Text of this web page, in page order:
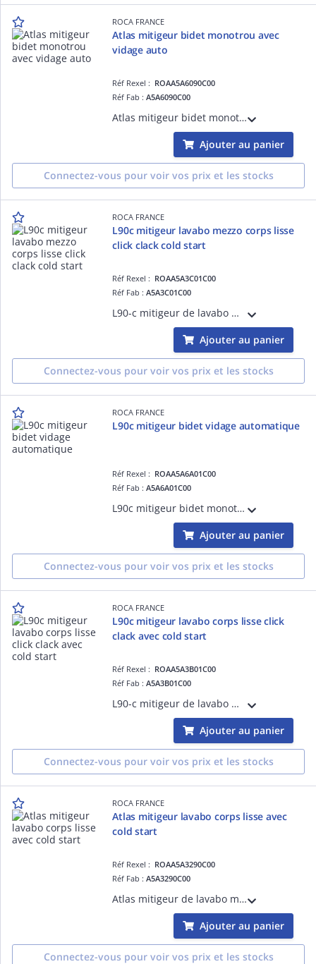
ROCA FRANCE
Atlas mitigeur bidet monotrou avec
vidage auto
Réf Rexel : ROAA5A6090C00
Réf Fab :A5A6090C00
Atlas mitigeur bidet monotrou avec vidage automatique
Ajouter au panier
Connectez-vous pour voir vos prix et les stocks
ROCA FRANCE
L90c mitigeur lavabo mezzo corps lisse
click clack cold start
Réf Rexel : ROAA5A3C01C00
Réf Fab :A5A3C01C00
L90-c mitigeur de lavabo monotrou mezzo sans tirette avec vidage clic-clac, ouverture sur l'eau froide
Ajouter au panier
Connectez-vous pour voir vos prix et les stocks
ROCA FRANCE
L90c mitigeur bidet vidage automatique
Réf Rexel : ROAA5A6A01C00
Réf Fab :A5A6A01C00
L90c mitigeur bidet monotrou à jet mobile avec vidage automatique, ouverture sur l'eau froide
Ajouter au panier
Connectez-vous pour voir vos prix et les stocks
ROCA FRANCE
L90c mitigeur lavabo corps lisse click
clack avec cold start
Réf Rexel : ROAA5A3B01C00
Réf Fab :A5A3B01C00
L90-c mitigeur de lavabo monotrou sans tirette avec vidage clic-clac, ouverture sur l'eau froide
Ajouter au panier
Connectez-vous pour voir vos prix et les stocks
ROCA FRANCE
Atlas mitigeur lavabo corps lisse avec
cold start
Réf Rexel : ROAA5A3290C00
Réf Fab :A5A3290C00
Atlas mitigeur de lavabo monotrou avec aérateur, sans tirette ni vidage, ouverture sur l'eau froide
Ajouter au panier
Connectez-vous pour voir vos prix et les stocks